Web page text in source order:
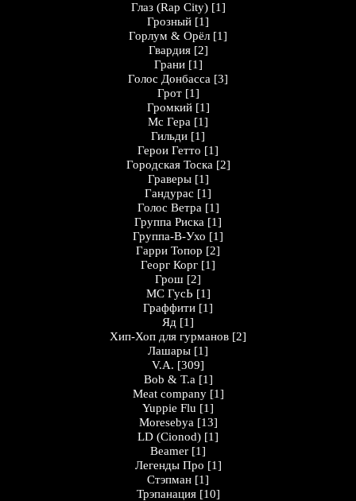
Глаз (Rap City) [1]
Грозный [1]
Горлум & Орёл [1]
Гвардия [2]
Грани [1]
Голос Донбасса [3]
Грот [1]
Громкий [1]
Мс Гера [1]
Гильди [1]
Герои Гетто [1]
Городская Тоска [2]
Граверы [1]
Гандурас [1]
Голос Ветра [1]
Группа Риска [1]
Группа-В-Ухо [1]
Гарри Топор [2]
Георг Корг [1]
Грош [2]
MC ГусЬ [1]
Граффити [1]
Яд [1]
Хип-Хоп для гурманов [2]
Лашары [1]
V.A. [309]
Bob & T.a [1]
Meat company [1]
Yuppie Flu [1]
Moresebya [13]
LD (Cionod) [1]
Beamer [1]
Легенды Про [1]
Стэпман [1]
Трэпанация [10]